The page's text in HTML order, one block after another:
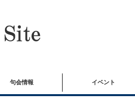
句会情報 イベント